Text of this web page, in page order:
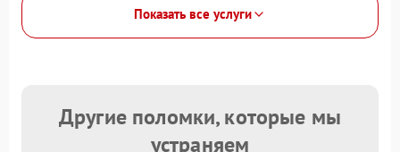
Показать все услуги
Другие поломки, которые мы
устраняем